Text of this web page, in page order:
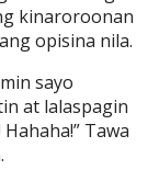
kinaroroonan
opisina nila.
sayo
at lalaspagin
Tawa